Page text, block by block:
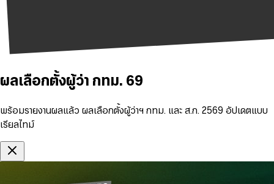
ผลเลือกตั้งผู้ว่า กทม. 69
พร้อมรายงานผลแล้ว ผลเลือกตั้งผู้ว่าฯ กทม. และ ส.ก. 2569 อัปเดตแบบ
เรียลไทม์